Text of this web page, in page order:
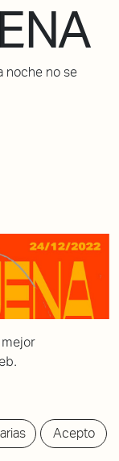
noche no se
Acepto